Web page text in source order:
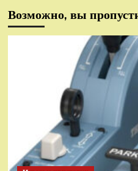
Возможно, вы